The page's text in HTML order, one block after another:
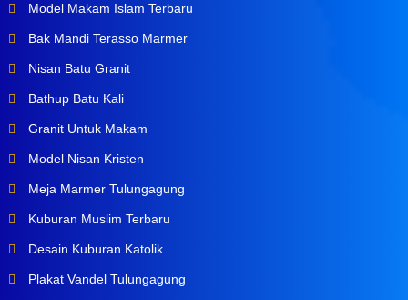
Model Makam Islam Terbaru
Bak Mandi Terasso Marmer
Nisan Batu Granit
Bathup Batu Kali
Granit Untuk Makam
Model Nisan Kristen
Meja Marmer Tulungagung
Kuburan Muslim Terbaru
Desain Kuburan Katolik
Plakat Vandel Tulungagung